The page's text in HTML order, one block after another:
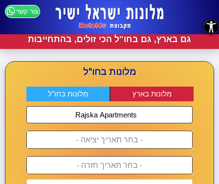
גם בארץ, גם בחו"ל הכי זולים, בהתחייבות
צור קשר
מלונות בחו"ל
מלונות בחו"ל מלונות בארץ
- בחר תאריך יציאה -
- בחר תאריך חזרה -
נגישות